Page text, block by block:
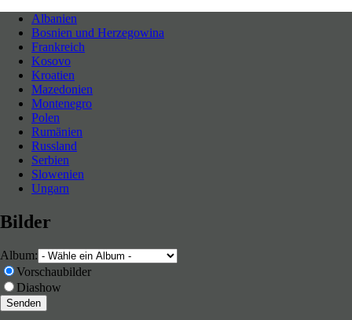
Neues entdecken durch Langsamkeit
Albanien
Bosnien und Herzegowina
Frankreich
Kosovo
Kroatien
Mazedonien
Montenegro
Polen
Rumänien
Russland
Serbien
Slowenien
Ungarn
Bilder
Album:
Vorschaubilder
Diashow